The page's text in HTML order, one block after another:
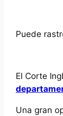
Puede
El Corte
Una gran